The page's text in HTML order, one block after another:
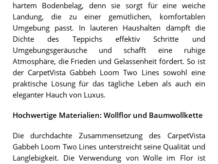
hartem Bodenbelag, denn sie sorgt für eine weiche
Landung, die zu einer gemütlichen, komfortablen
Umgebung passt. In lauteren Haushalten dämpft die
Dichte des Teppichs effektiv Schritte und
Umgebungsgeräusche und schafft eine ruhige
Atmosphäre, die Frieden und Gelassenheit fördert. So ist
der CarpetVista Gabbeh Loom Two Lines sowohl eine
praktische Lösung für das tägliche Leben als auch ein
eleganter Hauch von Luxus.
Hochwertige Materialien: Wollflor und Baumwollkette
Die durchdachte Zusammensetzung des CarpetVista
Gabbeh Loom Two Lines unterstreicht seine Qualität und
Langlebigkeit. Die Verwendung von Wolle im Flor ist